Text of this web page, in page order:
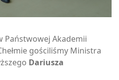
Państwowej Akademii
gościliśmy Ministra
Dariusza